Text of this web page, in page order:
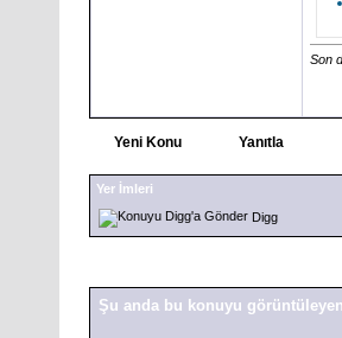
Son
Yeni Konu Yanıtla
Yer İmleri
Digg
Şu anda bu konuyu